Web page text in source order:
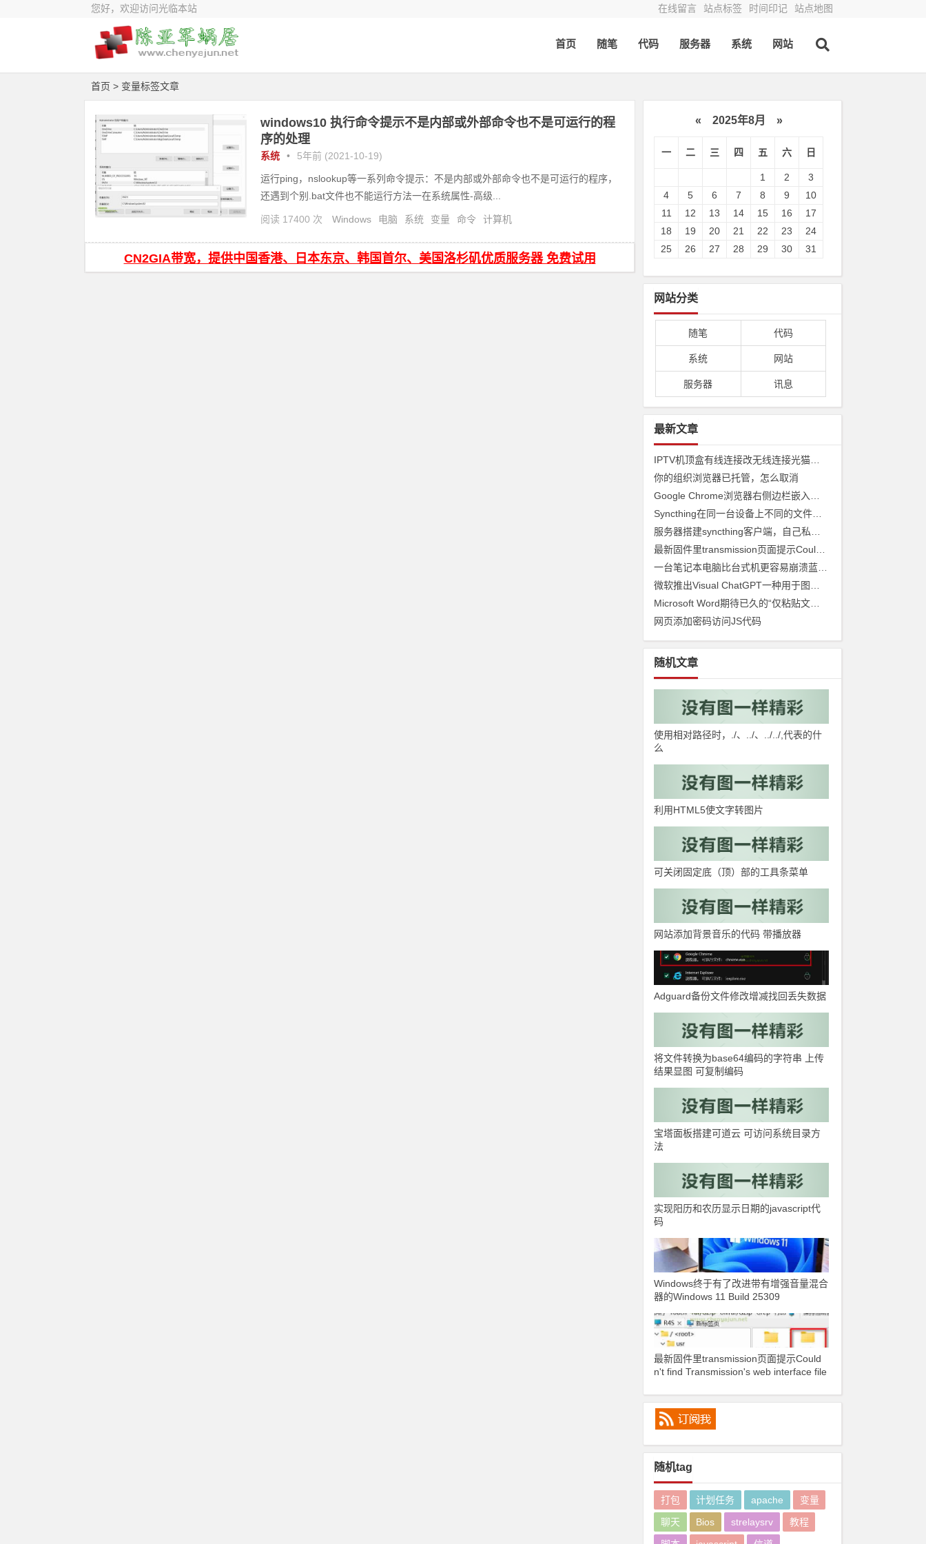
您好，欢迎访问光临本站 在线留言 站点标签 时间印记 站点地图
首页 随笔 代码 服务器 系统 网站
首页 > 变量标签文章
windows10 执行命令提示不是内部或外部命令也不是可运行的程
序的处理
系统 • 5年前 (2021-10-19)
运行ping，nslookup等一系列命令提示：不是内部或外部命令也不是可运行的程序，
还遇到个别.bat文件也不能运行方法一在系统属性-高级...
阅读 17400 次 Windows 电脑 系统 变量 命令 计算机
CN2GIA带宽，提供中国香港、日本东京、韩国首尔、美国洛杉矶优质服务器 免费试用
« 2025年8月 »
一 二 三 四 五 六 日
1 2
3
4
5 6 7 8 9
10
11
12 13 14 15 16
17
18
19 20 21 22 23
24
25
26 27 28 29 30 31
网站分类
随笔 代码
系统 网站
服务器 讯息
最新文章
你的组织浏览器已托管，怎么取消
网页添加密码访问JS代码
随机文章
使用相对路径时，./、../、../../,代表的什
么
利用HTML5使文字转图片
可关闭固定底（顶）部的工具条菜单
网站添加背景音乐的代码 带播放器
Adguard备份文件修改增减找回丢失数据
将文件转换为base64编码的字符串 上传
结果显图 可复制编码
宝塔面板搭建可道云 可访问系统目录方
法
实现阳历和农历显示日期的javascript代
码
Windows终于有了改进带有增强音量混合
器的Windows 11 Build 25309
最新固件里transmission页面提示Could
n't find Transmission's web interface file
随机tag
打包 计划任务 apache
变量
聊天
Bios strelaysrv
教程